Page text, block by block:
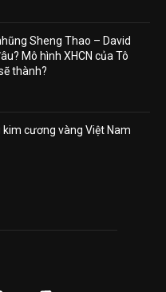
Sheng Thao – David
Mô hình XHCN của Tô
thành?
kim cương vàng Việt Nam